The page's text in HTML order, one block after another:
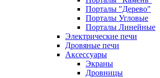
Порталы "Дерево"
Порталы Угловые
Порталы Линейные
Электрические печи
Дровяные печи
Аксессуары
Экраны
Дровницы